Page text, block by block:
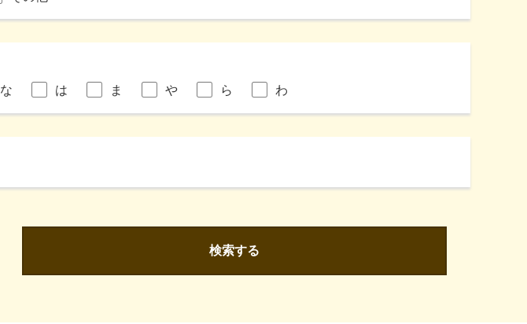
な は ま や ら わ
検索する